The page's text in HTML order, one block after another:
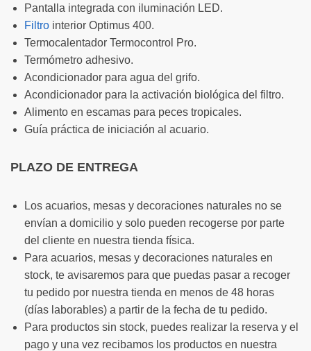
Pantalla integrada con iluminación LED.
Filtro interior Optimus 400.
Termocalentador Termocontrol Pro.
Termómetro adhesivo.
Acondicionador para agua del grifo.
Acondicionador para la activación biológica del filtro.
Alimento en escamas para peces tropicales.
Guía práctica de iniciación al acuario.
PLAZO DE ENTREGA
Los acuarios, mesas y decoraciones naturales no se
envían a domicilio y solo pueden recogerse por parte
del cliente en nuestra tienda física.
Para acuarios, mesas y decoraciones naturales en
stock, te avisaremos para que puedas pasar a recoger
tu pedido por nuestra tienda en menos de 48 horas
(días laborables) a partir de la fecha de tu pedido.
Para productos sin stock, puedes realizar la reserva y el
pago y una vez recibamos los productos en nuestra